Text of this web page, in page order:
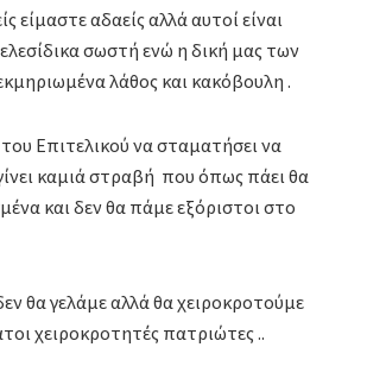
αδαείς αλλά αυτοί είναι
σωστή ενώ η δική μας των
λάθος και κακόβουλη .
Επιτελικού να σταματήσει να
καμιά στραβή που όπως πάει θα
και δεν θα πάμε εξόριστοι στο
θα γελάμε αλλά θα χειροκροτούμε
χειροκροτητές πατριώτες ..